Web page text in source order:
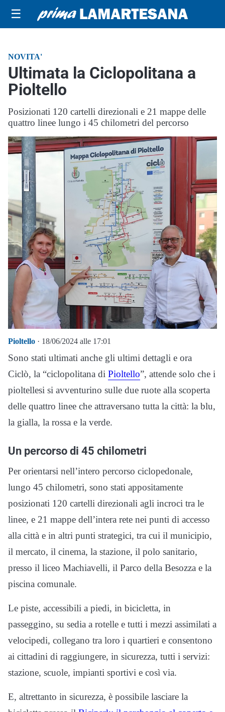
☰
NOVITA'
Ultimata la Ciclopolitana a
Pioltello
Posizionati 120 cartelli direzionali e 21 mappe delle
quattro linee lungo i 45 chilometri del percorso
Pioltello · 18/06/2024 alle 17:01
Sono stati ultimati anche gli ultimi dettagli e ora
Ciclò, la “ciclopolitana di Pioltello”, attende solo che i
pioltellesi si avventurino sulle due ruote alla scoperta
delle quattro linee che attraversano tutta la città: la blu,
la gialla, la rossa e la verde.
Un percorso di 45 chilometri
Per orientarsi nell’intero percorso ciclopedonale,
lungo 45 chilometri, sono stati appositamente
posizionati 120 cartelli direzionali agli incroci tra le
linee, e 21 mappe dell’intera rete nei punti di accesso
alla città e in altri punti strategici, tra cui il municipio,
il mercato, il cinema, la stazione, il polo sanitario,
presso il liceo Machiavelli, il Parco della Besozza e la
piscina comunale.
Le piste, accessibili a piedi, in bicicletta, in
passeggino, su sedia a rotelle e tutti i mezzi assimilati a
velocipedi, collegano tra loro i quartieri e consentono
ai cittadini di raggiungere, in sicurezza, tutti i servizi:
stazione, scuole, impianti sportivi e così via.
E, altrettanto in sicurezza, è possibile lasciare la